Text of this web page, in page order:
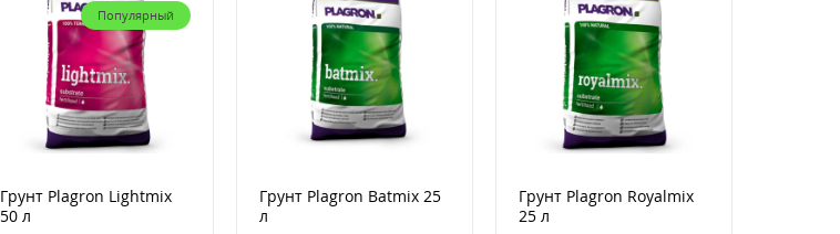
Популярный
Грунт Plagron Lightmix
50 л
Грунт Plagron Batmix 25
л
Грунт Plagron Royalmix
25 л